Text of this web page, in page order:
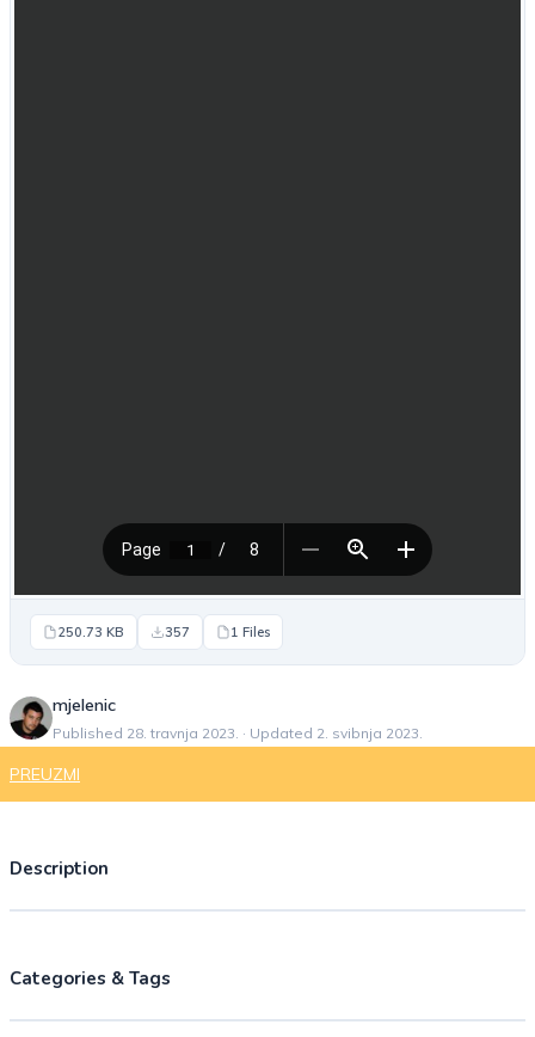
250.73 KB 357 1 Files
mjelenic
Published 28. travnja 2023. · Updated 2. svibnja 2023.
PREUZMI
Description
Categories & Tags